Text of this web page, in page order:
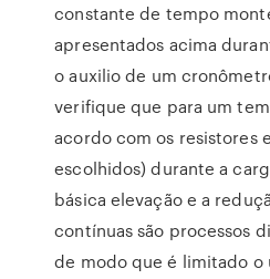
constante de tempo
apresentados acima
o auxilio de um
verifique que para um
acordo com os resistores
escolhidos) durante a
básica elevação e a
contínuas são processos
de modo que é limitado o